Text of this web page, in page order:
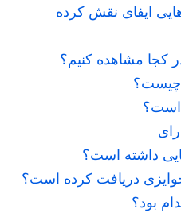
ایفای نقش کرده
کجا مشاهده کنیم؟
چیست؟
است؟
داشته است؟
دریافت کرده است؟
بود؟